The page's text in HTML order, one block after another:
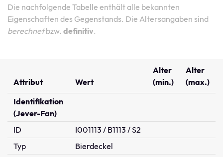
Die nachfolgende Tabelle enthält alle bekannten
Eigenschaften des Gegenstands. Die Altersangaben sind
berechnetbzw. definitiv.
Attribut Wert
Alter
(min.)
Alter
(max.)
Identifikation
(Jever-Fan)
ID
I001113 / B1113 / S2
Typ
Bierdeckel